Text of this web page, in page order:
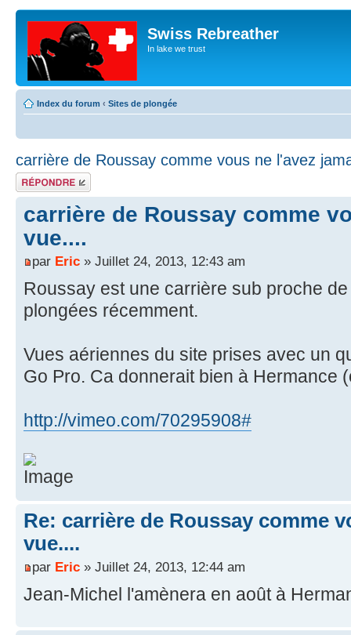
Swiss Rebreather
In lake we trust
Index du forum ‹ Sites de plongée
carrière de Roussay comme vous ne l'avez
Répondre
carrière de Roussay comme
vue....
par Eric » Juillet 24, 2013, 12:43 am
Roussay est une carrière sub proche
plongées récemment.
Vues aériennes du site prises avec un
Go Pro. Ca donnerait bien à Hermance
http://vimeo.com/70295908#
Re: carrière de Roussay comme
vue....
par Eric » Juillet 24, 2013, 12:44 am
Jean-Michel l'amènera en août à